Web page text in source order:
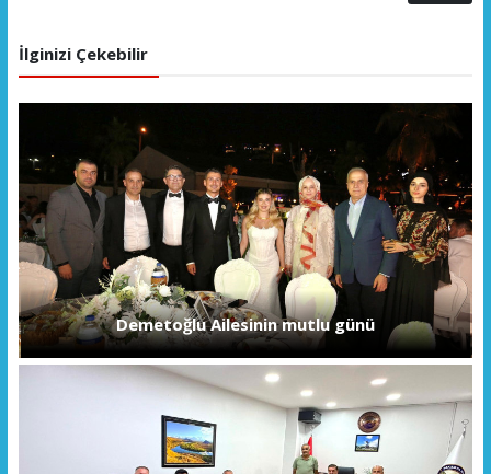
İlginizi Çekebilir
Demetoğlu Ailesinin mutlu günü